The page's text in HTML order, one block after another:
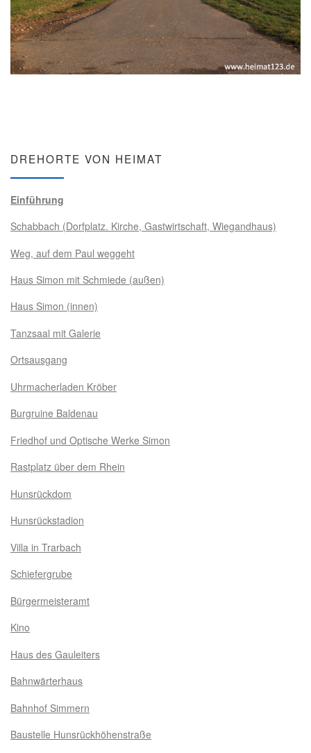
DREHORTE VON HEIMAT
Einführung
Schabbach (Dorfplatz. Kirche, Gastwirtschaft, Wiegandhaus)
Weg, auf dem Paul weggeht
Haus Simon mit Schmiede (außen)
Haus Simon (innen)
Tanzsaal mit Galerie
Ortsausgang
Uhrmacherladen Kröber
Burgruine Baldenau
Friedhof und Optische Werke Simon
Rastplatz über dem Rhein
Hunsrückdom
Hunsrückstadion
Villa in Trarbach
Schiefergrube
Bürgermeisteramt
Kino
Haus des Gauleiters
Bahnwärterhaus
Bahnhof Simmern
Baustelle Hunsrückhöhenstraße